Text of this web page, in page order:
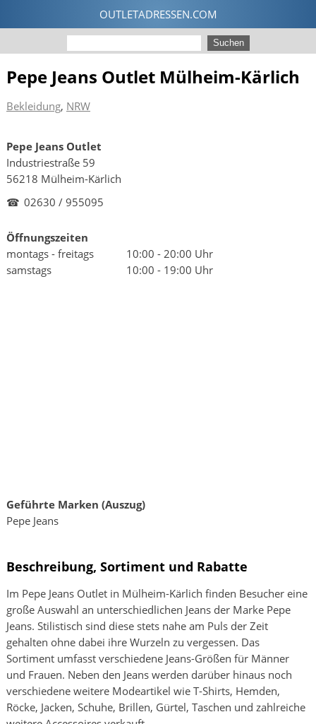
Pepe Jeans Outlet Mülheim-Kärlich
Bekleidung, NRW
Pepe Jeans Outlet
Industriestraße 59
56218 Mülheim-Kärlich
☎ 02630 / 955095
Öffnungszeiten
montags - freitags
10:00 - 20:00 Uhr
samstags
10:00 - 19:00 Uhr
Geführte Marken (Auszug)
Pepe Jeans
Beschreibung, Sortiment und Rabatte
Im Pepe Jeans Outlet in Mülheim-Kärlich finden Besucher eine
große Auswahl an unterschiedlichen Jeans der Marke Pepe
Jeans. Stilistisch sind diese stets nahe am Puls der Zeit
gehalten ohne dabei ihre Wurzeln zu vergessen. Das
Sortiment umfasst verschiedene Jeans-Größen für Männer
und Frauen. Neben den Jeans werden darüber hinaus noch
verschiedene weitere Modeartikel wie T-Shirts, Hemden,
Röcke, Jacken, Schuhe, Brillen, Gürtel, Taschen und zahlreiche